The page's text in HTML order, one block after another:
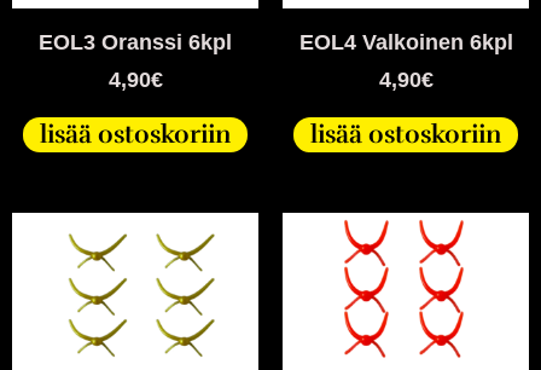
EOL3 Oranssi 6kpl
4,90€
lisää ostoskoriin
EOL4 Valkoinen 6kpl
4,90€
lisää ostoskoriin